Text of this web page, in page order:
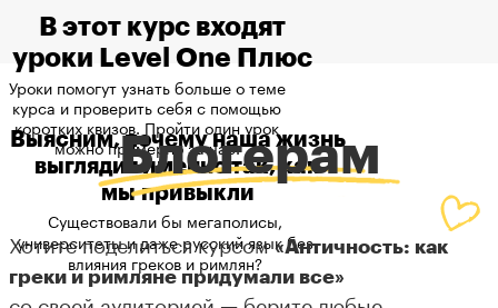
Выясним, почему наша жизнь
выглядит именно так, как
мы привыкли
Существовали бы мегаполисы,
университеты и даже русский язык без
влияния греков и римлян?
В этот курс входят
уроки Level One Плюс
Уроки помогут узнать больше о теме
курса и проверить себя с помощью
коротких квизов. Пройти один урок
можно примерно за час.
Блогерам
Хотите поделиться курсом«Античность: как
греки и римляне придумали все»